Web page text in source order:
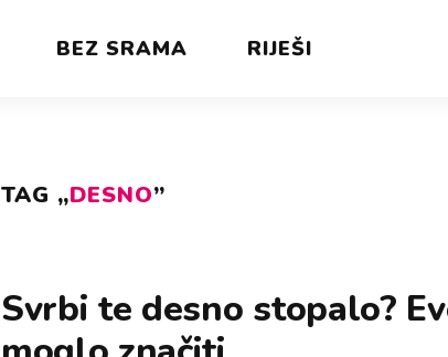
BEZ SRAMA RIJEŠI
„DESNO”
Svrbi te desno stopalo?